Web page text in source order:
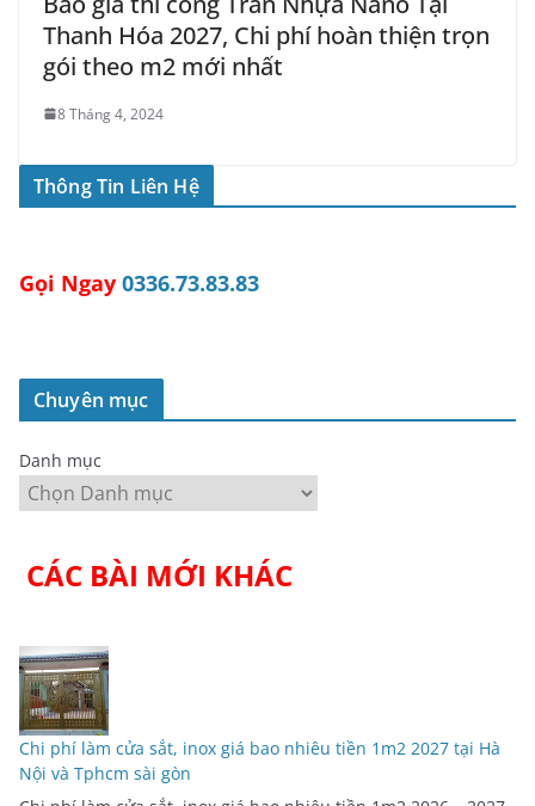
Thanh Hóa 2027, Chi phí hoàn thiện trọn
gói theo m2 mới nhất
8 Tháng 4, 2024
Thông Tin Liên Hệ
Gọi Ngay 0336.73.83.83
Chuyên mục
Danh mục
CÁC BÀI MỚI KHÁC
Chi phí làm cửa sắt, inox giá bao nhiêu tiền 1m2 2027 tại Hà
Nội và Tphcm sài gòn